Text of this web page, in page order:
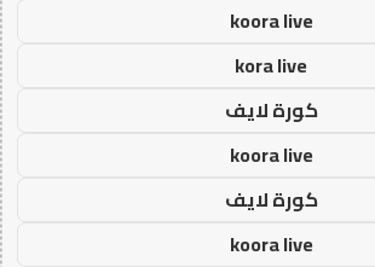
koora live
kora live
كورة لايف
koora live
كورة لايف
koora live